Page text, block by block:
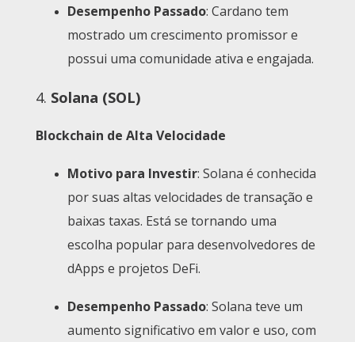
Desempenho Passado: Cardano tem
mostrado um crescimento promissor e
possui uma comunidade ativa e engajada.
4. Solana (SOL)
Blockchain de Alta Velocidade
Motivo para Investir: Solana é conhecida
por suas altas velocidades de transação e
baixas taxas. Está se tornando uma
escolha popular para desenvolvedores de
dApps e projetos DeFi.
Desempenho Passado: Solana teve um
aumento significativo em valor e uso, com